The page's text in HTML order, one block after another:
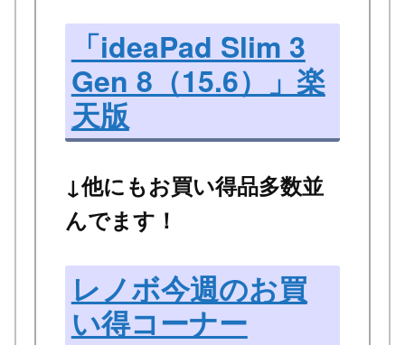
「ideaPad Slim 3
Gen 8（15.6）」楽
天版
↓他にもお買い得品多数並
んでます！
レノボ今週のお買
い得コーナー